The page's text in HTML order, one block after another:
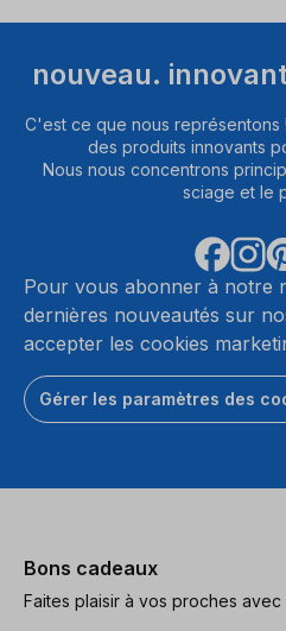
nouveau.
C'est ce que nous représentons
des produits innovants
Nous nous concentrons
sciage et le
Pour vous abonner à notre
dernières nouveautés sur
accepter les cookies
Gérer les paramètres des
Bons cadeaux
Faites plaisir à vos proches